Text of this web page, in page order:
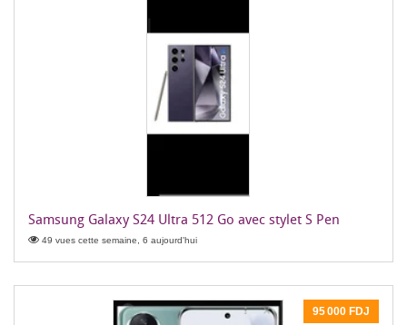
Samsung Galaxy S24 Ultra 512 Go avec stylet S Pen
49 vues cette semaine, 6 aujourd'hui
95 000 FDJ